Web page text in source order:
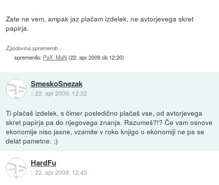
Zate ne vem, ampak jaz plačam izdelek, ne avtorjevega skret
papirja.
Zgodovina sprememb…
spremenilo: PaX_MaN(22. apr 2009 ob 12:20)
SmeskoSnezak
::22. apr 2009, 12:32
Ti plačaš izdelek, s čimer posledično plačaš vse, od avtorjevega
skret papirja pa do njegovega znanja. Razumeš?!? Če vam osnove
ekonomije niso jasne, vzamite v roko knjigo o ekonomiji ne pa se
delat pametne. ;)
HardFu
::22. apr 2009, 12:43